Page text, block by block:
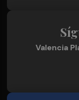
Valencia